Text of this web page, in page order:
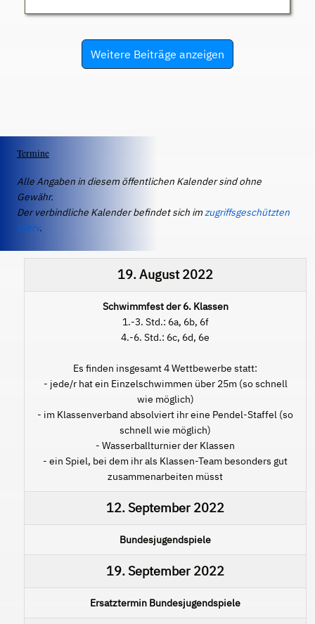
Weitere Beiträge anzeigen
Termine
Alle Angaben in diesem öffentlichen Kalender sind ohne
Gewähr.
Der verbindliche Kalender befindet sich imzugriffsgeschützten
IServ.
19. August 2022
Schwimmfest der 6. Klassen
1.-3. Std.: 6a, 6b, 6f
4.-6. Std.: 6c, 6d, 6e
Es finden insgesamt 4 Wettbewerbe statt:
- jede/r hat ein Einzelschwimmen über 25m (so schnell
wie möglich)
- im Klassenverband absolviert ihr eine Pendel-Staffel (so
schnell wie möglich)
- Wasserballturnier der Klassen
- ein Spiel, bei dem ihr als Klassen-Team besonders gut
zusammenarbeiten müsst
12. September 2022
Bundesjugendspiele
19. September 2022
Ersatztermin Bundesjugendspiele